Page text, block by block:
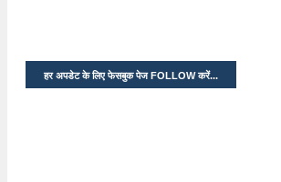
हर अपडेट के लिए फेसबुक पेज FOLLOW करें...